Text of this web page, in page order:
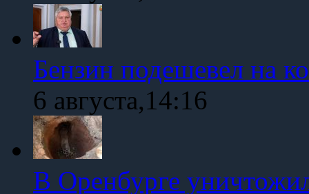
Бензин подешевел на
6 августа,14:16
В Оренбурге